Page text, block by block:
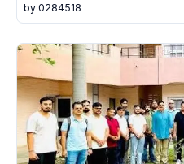
by 0284518